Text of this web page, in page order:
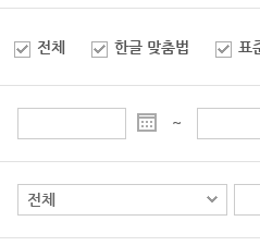
전체 한글 맞춤법 표
~